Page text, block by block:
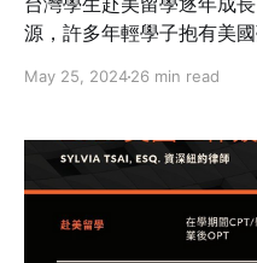
源，許多年輕學子抱有美
短期體驗國外工作、或是
May 25, 202426 min read